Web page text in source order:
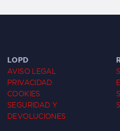
LOPD
AVISO LEGAL
PRIVACIDAD
COOKIES
SEGURIDAD Y
DEVOLUCIONES